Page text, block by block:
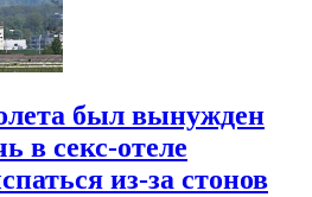
был вынужден
в секс-отеле
из-за стонов